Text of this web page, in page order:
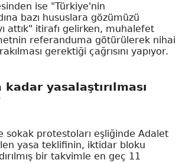
ise "Türkiye'nin
bazı hususlara gözümüzü
attık" itirafı gelirken, muhalefet
referanduma götürülerek nihai
gerektiği çağrısını yapıyor.
yasalaştırılması
sokak protestoları eşliğinde Adalet
yasa teklifinin, iktidar bloku
bir takvimle en geç 11